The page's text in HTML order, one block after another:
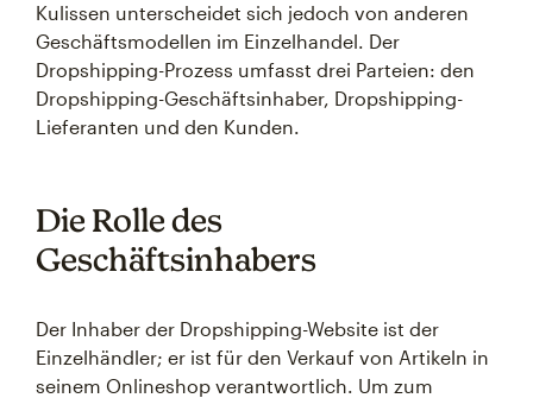
Kulissen unterscheidet sich jedoch von anderen
Geschäftsmodellen im Einzelhandel. Der
Dropshipping-Prozess umfasst drei Parteien: den
Dropshipping-Geschäftsinhaber, Dropshipping-
Lieferanten und den Kunden.
Die Rolle des
Geschäftsinhabers
Der Inhaber der Dropshipping-Website ist der
Einzelhändler; er ist für den Verkauf von Artikeln in
seinem Onlineshop verantwortlich. Um zum